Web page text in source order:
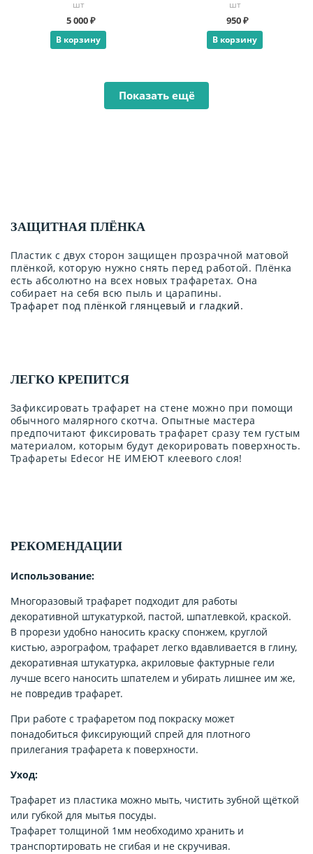
шт
5 000 ₽
В корзину
шт
950 ₽
В корзину
Показать ещё
ЗАЩИТНАЯ ПЛЁНКА
Пластик с двух сторон защищен прозрачной матовой
плёнкой, которую нужно снять перед работой. Плёнка
есть абсолютно на всех новых трафаретах. Она
собирает на себя всю пыль и царапины.
Трафарет под плёнкой глянцевый и гладкий.
ЛЕГКО КРЕПИТСЯ
Зафиксировать трафарет на стене можно при помощи
обычного малярного скотча. Опытные мастера
предпочитают фиксировать трафарет сразу тем густым
материалом, которым будут декорировать поверхность.
Трафареты Edecor НЕ ИМЕЮТ клеевого слоя!
РЕКОМЕНДАЦИИ
Использование:
Многоразовый трафарет подходит для работы
декоративной штукатуркой, пастой, шпатлевкой, краской.
В прорези удобно наносить краску спонжем, круглой
кистью, аэрографом, трафарет легко вдавливается в глину,
декоративная штукатурка, акриловые фактурные гели
лучше всего наносить шпателем и убирать лишнее им же,
не повредив трафарет.
При работе с трафаретом под покраску может
понадобиться фиксирующий спрей для плотного
прилегания трафарета к поверхности.
Уход:
Трафарет из пластика можно мыть, чистить зубной щёткой
или губкой для мытья посуды.
Трафарет толщиной 1мм необходимо хранить и
транспортировать не сгибая и не скручивая.